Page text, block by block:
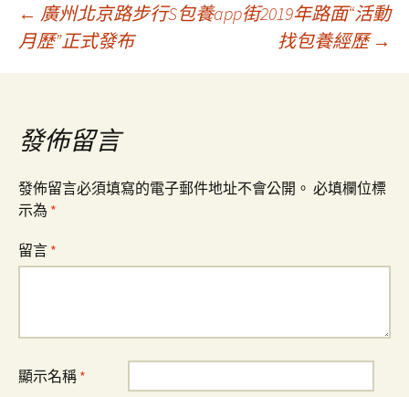
文
章
導
覽
← 廣州北京路步行S包養app街2019年路面“活動
月歷”正式發布
找包養經歷 →
發佈留言
發佈留言必須填寫的電子郵件地址不會公開。 必填欄位標
示為 *
留言 *
顯示名稱 *